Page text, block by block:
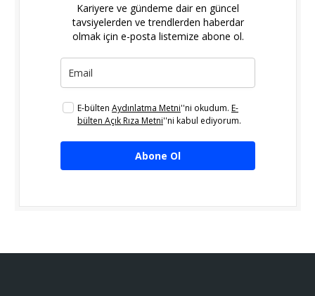
Kariyere ve gündeme dair en güncel
tavsiyelerden ve trendlerden haberdar
olmak için e-posta listemize abone ol.
E-bülten Aydınlatma Metni''ni okudum. E-
bülten Açık Rıza Metni''ni kabul ediyorum.
Abone Ol